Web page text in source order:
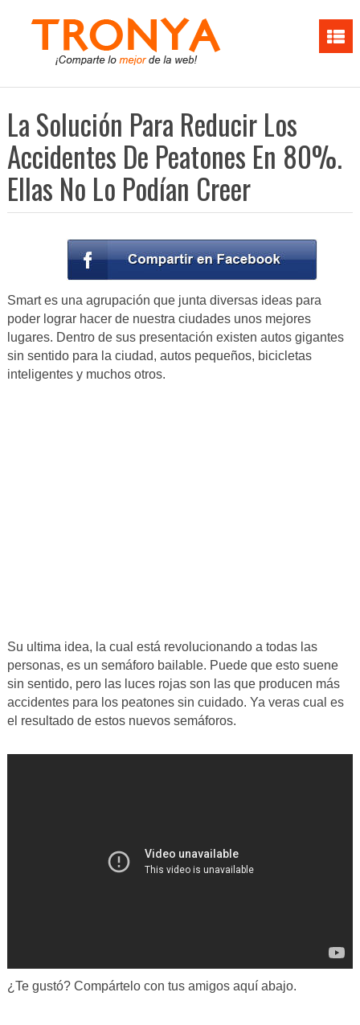
La Solución Para Reducir Los
Accidentes De Peatones En 80%.
Ellas No Lo Podían Creer
Smart es una agrupación que junta diversas ideas para
poder lograr hacer de nuestra ciudades unos mejores
lugares. Dentro de sus presentación existen autos gigantes
sin sentido para la ciudad, autos pequeños, bicicletas
inteligentes y muchos otros.
Su ultima idea, la cual está revolucionando a todas las
personas, es un semáforo bailable. Puede que esto suene
sin sentido, pero las luces rojas son las que producen más
accidentes para los peatones sin cuidado. Ya veras cual es
el resultado de estos nuevos semáforos.
¿Te gustó? Compártelo con tus amigos aquí abajo.